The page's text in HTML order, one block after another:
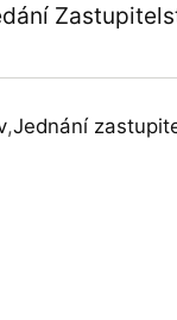
,Jednání